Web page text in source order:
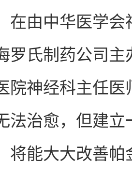
由中华医学会
罗氏制药公司
院神经科主任
法治愈，但建
将能大大改善